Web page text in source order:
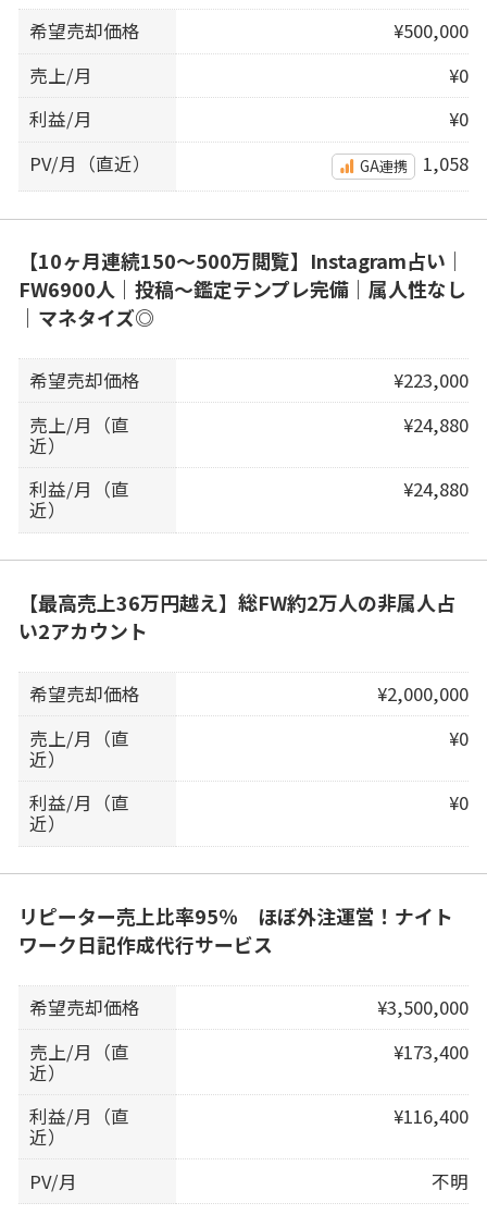
希望売却価格
¥500,000
売上/月
¥0
利益/月
¥0
PV/月（直近）
GA連携 1,058
【10ヶ月連続150〜500万閲覧】Instagram占い｜
FW6900人｜投稿〜鑑定テンプレ完備｜属人性なし
｜マネタイズ◎
希望売却価格
¥223,000
売上/月（直
近）
¥24,880
利益/月（直
近）
¥24,880
【最高売上36万円越え】総FW約2万人の非属人占
い2アカウント
希望売却価格
¥2,000,000
売上/月（直
近）
¥0
利益/月（直
近）
¥0
リピーター売上比率95％ ほぼ外注運営！ナイト
ワーク日記作成代行サービス
希望売却価格
¥3,500,000
売上/月（直
近）
¥173,400
利益/月（直
近）
¥116,400
PV/月 不明